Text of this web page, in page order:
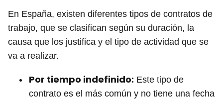
En España, existen diferentes tipos de contratos de
trabajo, que se clasifican según su duración, la
causa que los justifica y el tipo de actividad que se
va a realizar.
Por tiempo indefinido: Este tipo de
contrato es el más común y no tiene una fecha